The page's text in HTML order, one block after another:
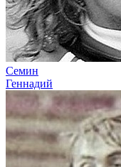
Семин
Геннадий